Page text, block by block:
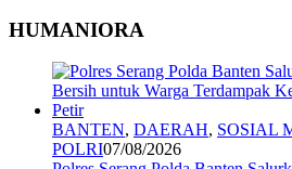
HUMANIORA
BANTEN, DAERAH, SOSIAL
POLRI07/08/2026